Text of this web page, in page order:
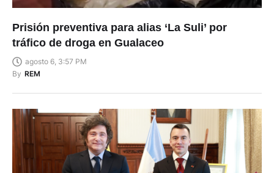
Prisión preventiva para alias ‘La Suli’ por
tráfico de droga en Gualaceo
agosto 6, 3:57 PM
By REM